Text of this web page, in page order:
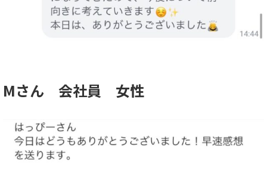
Mさん 会社員 女性